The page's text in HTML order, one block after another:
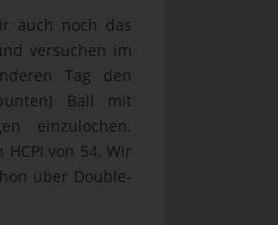
auch noch das
versuchen im
Tag den
Ball mit
einzulochen.
von 54. Wir
über Double-